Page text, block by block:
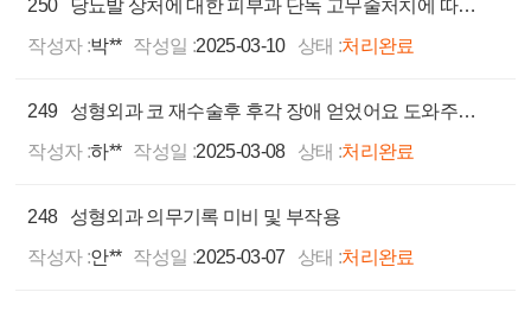
250
당뇨발 상처에 대한 피부과 단독 고무줄처치에 따른 발가락 괴사 절단 사고 (의료배상책임보험 접수)
작성자 :박** 작성일 :2025-03-10 상태 :처리완료
249
성형외과 코 재수술후 후각 장애 얻었어요 도와주세요
작성자 :하** 작성일 :2025-03-08 상태 :처리완료
248
성형외과 의무기록 미비 및 부작용
작성자 :안** 작성일 :2025-03-07 상태 :처리완료